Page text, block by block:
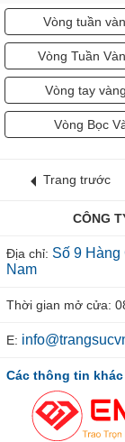
Vòng tuần
Vòng Tuần
Vòng tay
Vòng Bọc
Trang trước
CÔNG
Địa chỉ: Số 9
Nam
Thời gian mở cửa:
E:
Các thông tin khác